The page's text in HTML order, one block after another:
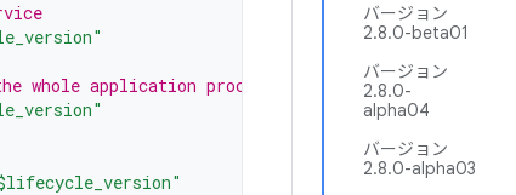
バージョン
2.8.0-beta01
バージョン
2.8.0-
alpha04
バージョン
2.8.0-alpha03
whole application process